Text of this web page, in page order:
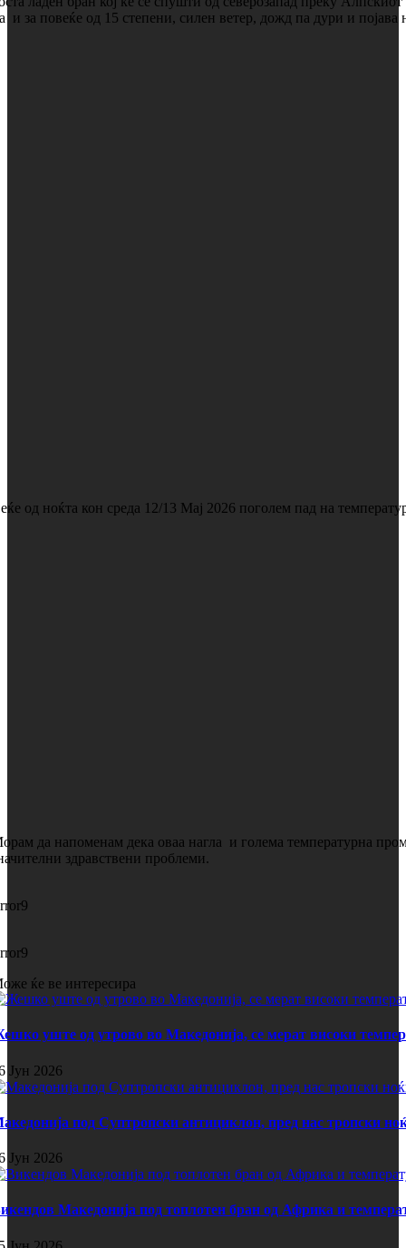
и за повеќе од 15 степени, силен ветер, дожд па дури и појава
од ноќта кон среда 12/13 Мај 2026 поголем пад на
да напоменам дека оваа нагла и голема температурна
здравствени проблеми.
ќе ве интересира
уште од утрово во Македонија, се мерат високи
Јун 2026
под Суптропски антициклон, пред нас тропски
Јун 2026
Македонија под топлотен бран од Африка и